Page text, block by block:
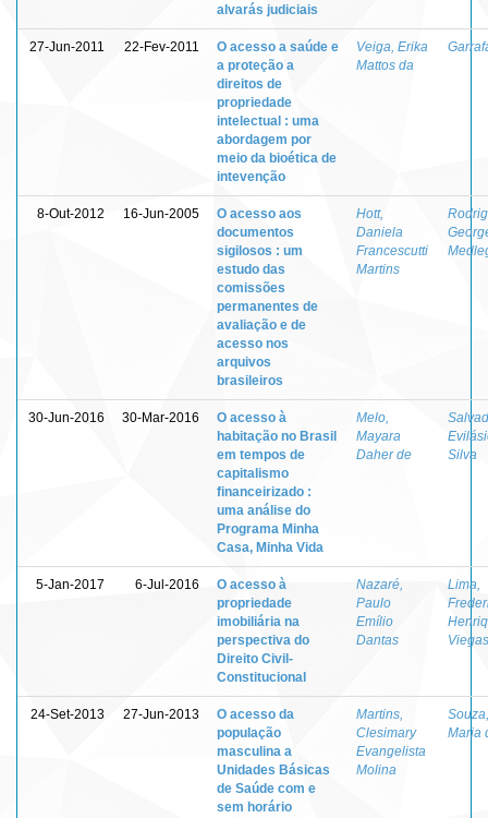
alvarás judiciais
27-Jun-2011 22-Fev-2011
O acesso a saúde e
a proteção a
direitos de
propriedade
intelectual : uma
abordagem por
meio da bioética de
intevenção
Veiga, Erika
Mattos da
8-Out-2012 16-Jun-2005
O acesso aos
documentos
sigilosos : um
estudo das
comissões
permanentes de
avaliação e de
acesso nos
arquivos
brasileiros
Hott,
Daniela
Francescutti
Martins
30-Jun-2016 30-Mar-2016
O acesso à
habitação no Brasil
em tempos de
capitalismo
financeirizado :
uma análise do
Programa Minha
Casa, Minha Vida
Melo,
Mayara
Daher de
Silva
5-Jan-2017 6-Jul-2016
O acesso à
propriedade
imobiliária na
perspectiva do
Direito Civil-
Constitucional
Nazaré,
Paulo
Emílio
Dantas
Lima,
24-Set-2013 27-Jun-2013
O acesso da
população
masculina a
Unidades Básicas
de Saúde com e
sem horário
Martins,
Clesimary
Evangelista
Molina
Maria